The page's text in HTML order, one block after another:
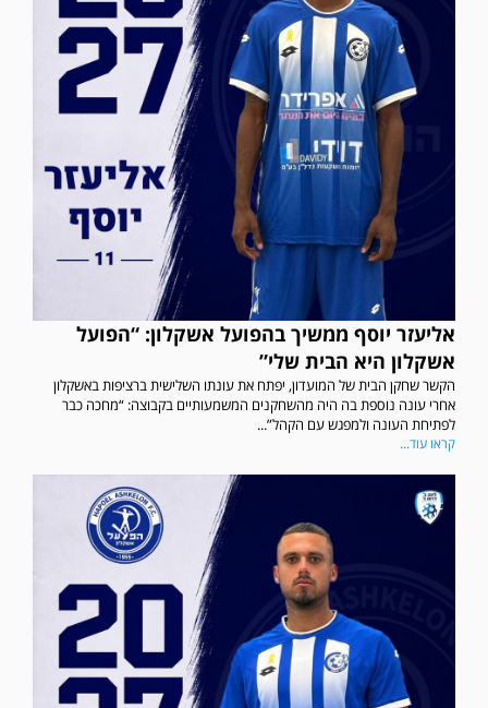
אליעזר יוסף ממשיך בהפועל אשקלון: “הפועל
אשקלון היא הבית שלי”
הקשר שחקן הבית של המועדון, יפתח את עונתו השלישית ברציפות באשקלון
אחרי עונה נוספת בה היה מהשחקנים המשמעותיים בקבוצה: “מחכה כבר
לפתיחת העונה ולמפגש עם הקהל”...
קראו עוד...